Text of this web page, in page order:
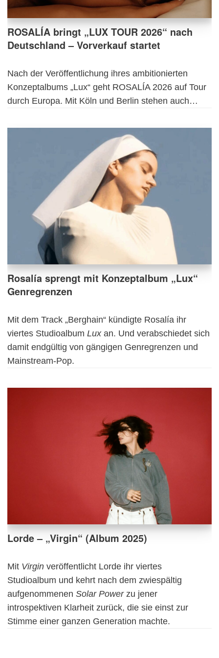
ROSALÍA bringt „LUX TOUR 2026“ nach
Deutschland – Vorverkauf startet
Nach der Veröffentlichung ihres ambitionierten
Konzeptalbums „Lux“ geht ROSALÍA 2026 auf Tour
durch Europa. Mit Köln und Berlin stehen auch…
Rosalía sprengt mit Konzeptalbum „Lux“
Genregrenzen
Mit dem Track „Berghain“ kündigte Rosalía ihr
viertes Studioalbum Luxan. Und verabschiedet sich
damit endgültig von gängigen Genregrenzen und
Mainstream-Pop.
Lorde – „Virgin“ (Album 2025)
Mit Virgin veröffentlicht Lorde ihr viertes
Studioalbum und kehrt nach dem zwiespältig
aufgenommenen Solar Powerzu jener
introspektiven Klarheit zurück, die sie einst zur
Stimme einer ganzen Generation machte.